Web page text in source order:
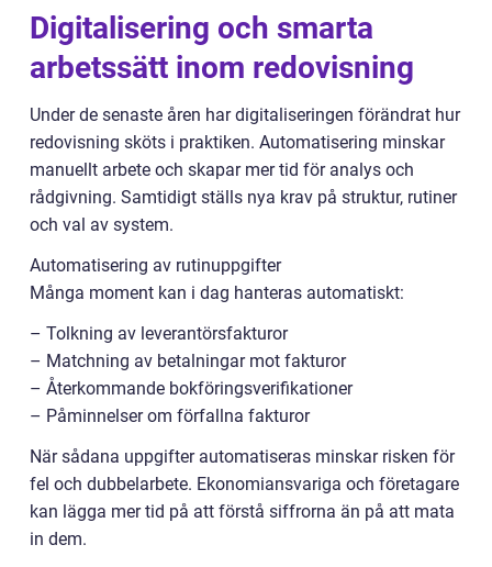
Digitalisering och smarta
arbetssätt inom redovisning
Under de senaste åren har digitaliseringen förändrat hur
redovisning sköts i praktiken. Automatisering minskar
manuellt arbete och skapar mer tid för analys och
rådgivning. Samtidigt ställs nya krav på struktur, rutiner
och val av system.
Automatisering av rutinuppgifter
Många moment kan i dag hanteras automatiskt:
– Tolkning av leverantörsfakturor
– Matchning av betalningar mot fakturor
– Återkommande bokföringsverifikationer
– Påminnelser om förfallna fakturor
När sådana uppgifter automatiseras minskar risken för
fel och dubbelarbete. Ekonomiansvariga och företagare
kan lägga mer tid på att förstå siffrorna än på att mata
in dem.